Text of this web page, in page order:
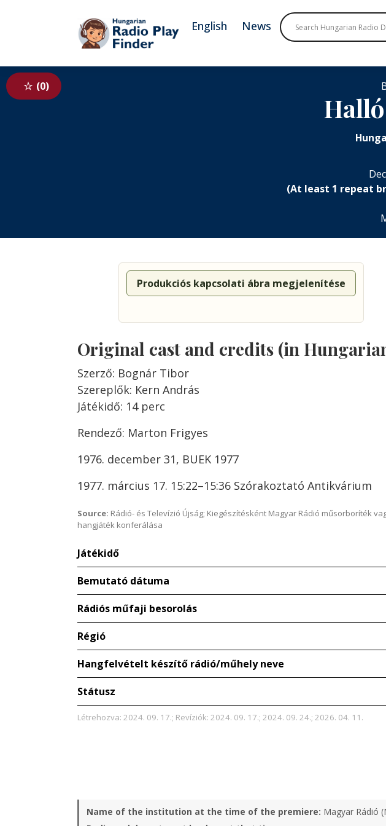
English News
0
(At least 1 repeat
Produkciós kapcsolati ábra megjelenítése
Original cast and credits (in
Szerző: Bognár Tibor
Szereplők: Kern András
Játékidő: 14 perc
Rendező: Marton Frigyes
1976. december 31, BUEK 1977
1977. március 17. 15:22–15:36 Szórakoztató Antikvárium
Source: Rádió- és Televízió Újság; Kiegészítésként Magyar Rádió műsorboríték
hangjáték konferálása
Játékidő
Bemutató dátuma
Rádiós műfaji besorolás
Régió
Hangfelvételt készítő rádió/műhely neve
Státusz
Létrehozva: 2024. 09. 17.; Revíziók: 2024. 09. 17.; 2024. 09. 24.; 2026. 04. 11.
Name of the institution at the time of the premiere: Magyar Rádió